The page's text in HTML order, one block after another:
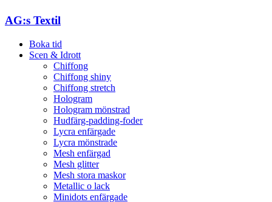
AG:s Textil
Boka tid
Scen & Idrott
Chiffong
Chiffong shiny
Chiffong stretch
Hologram
Hologram mönstrad
Hudfärg-padding-foder
Lycra enfärgade
Lycra mönstrade
Mesh enfärgad
Mesh glitter
Mesh stora maskor
Metallic o lack
Minidots enfärgade